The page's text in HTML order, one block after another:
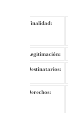
Finalidad:
Legitimación:
Destinatarios:
Derechos: